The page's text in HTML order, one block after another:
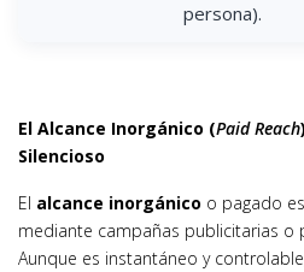
persona).
El Alcance Inorgánico (Paid Reach
Silencioso
El alcance inorgánico o pagado
mediante campañas publicitarias
Aunque es instantáneo y